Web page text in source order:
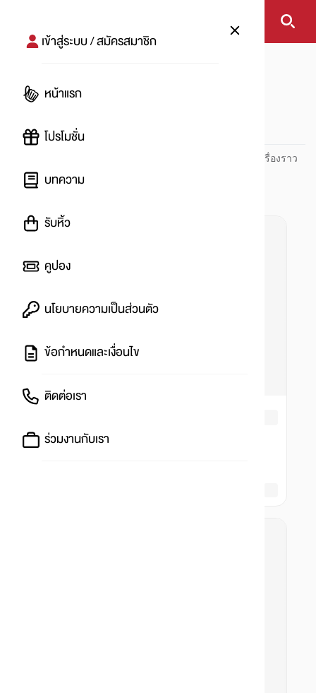
เข้าสู่ระบบ / สมัครสมาชิก
หน้าแรก
โปรโมชั่น
บทความ
รับหิ้ว
คูปอง
นโยบายความเป็นส่วนตัว
ข้อกำหนดและเงื่อนไข
ติดต่อเรา
ร่วมงานกับเรา
#
ปันโปร PUNPRO ที่ 1 ด้านโปรโมชัน อัปเดตและติดตามทุกเรื่องราว
โปรโมชัน